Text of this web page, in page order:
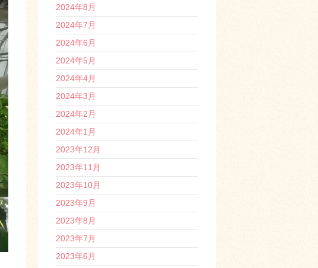
2024年8月
2024年7月
2024年6月
2024年5月
2024年4月
2024年3月
2024年2月
2024年1月
2023年12月
2023年11月
2023年10月
2023年9月
2023年8月
2023年7月
2023年6月